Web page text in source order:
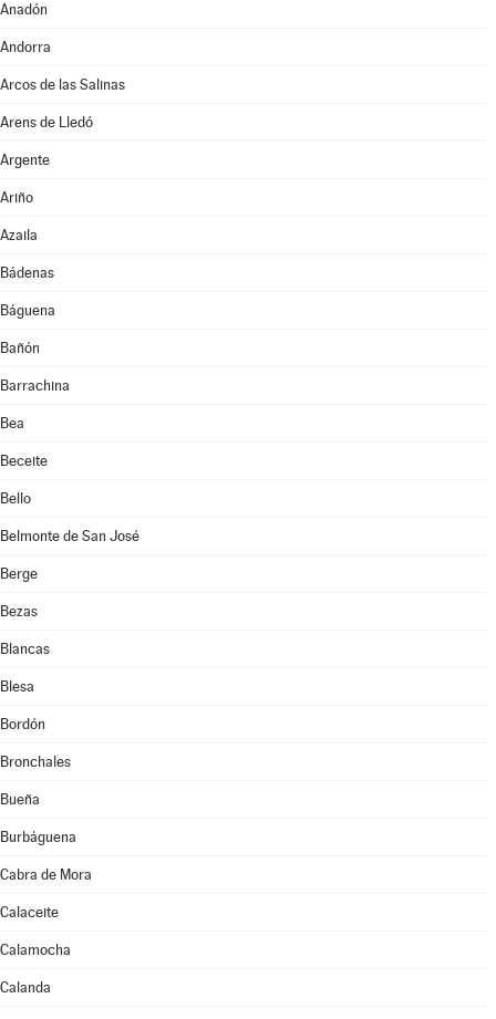
Anadón
Andorra
Arcos de las Salinas
Arens de Lledó
Argente
Ariño
Azaila
Bádenas
Báguena
Bañón
Barrachina
Bea
Beceite
Bello
Belmonte de San José
Berge
Bezas
Blancas
Blesa
Bordón
Bronchales
Bueña
Burbáguena
Cabra de Mora
Calaceite
Calamocha
Calanda